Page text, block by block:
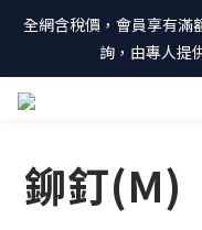
全網含稅價，會員享有滿
詢，由專人提
鉚釘(M)